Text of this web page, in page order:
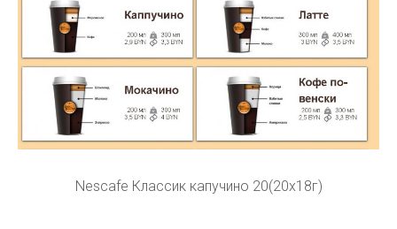
Nescafe Классик капучино 20(20х18г)